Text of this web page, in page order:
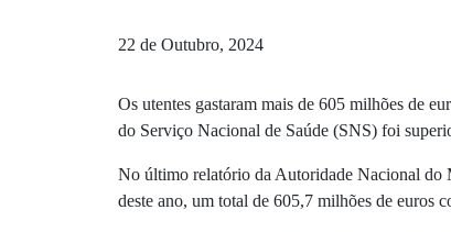
22 de Outubro, 2024
Os utentes gastaram mais de 605 milhões de
do Serviço Nacional de Saúde (SNS) foi
No último relatório da Autoridade Nacional do
deste ano, um total de 605,7 milhões de euros